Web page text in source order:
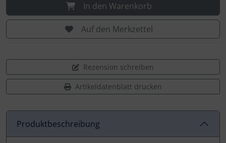
In den Warenkorb
Auf den Merkzettel
Rezension schreiben
Artikeldatenblatt drucken
Produktbeschreibung